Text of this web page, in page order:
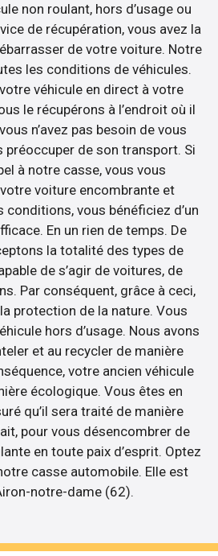
non roulant, hors d’usage ou
de récupération, vous avez la
de votre voiture. Notre
les conditions de véhicules.
véhicule en direct à votre
le récupérons à l’endroit où il
n’avez pas besoin de vous
préoccuper de son transport. Si
à notre casse, vous vous
voiture encombrante et
conditions, vous bénéficiez d’un
En un rien de temps. De
la totalité des types de
de s’agir de voitures, de
Par conséquent, grâce à ceci,
protection de la nature. Vous
hors d’usage. Nous avons
et au recycler de manière
votre ancien véhicule
écologique. Vous êtes en
qu’il sera traité de manière
pour vous désencombrer de
en toute paix d’esprit. Optez
casse automobile. Elle est
notre-dame (62).